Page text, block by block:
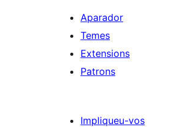
Aparador
Temes
Extensions
Patrons
Impliqueu-vos